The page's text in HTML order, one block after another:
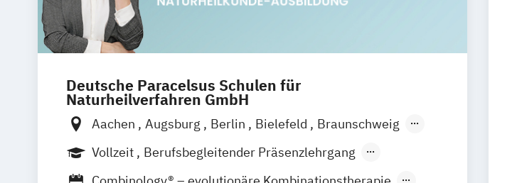
Deutsche Paracelsus Schulen für
Naturheilverfahren GmbH
Aachen Augsburg Berlin Bielefeld
Braunschweig
Bremen
Chemnitz Dortmund Dresden
Essen Frankfurt am Main Freiburg
Gießen
Vollzeit
Berufsbegleitender Präsenzlehrgang
Fernlehrgang